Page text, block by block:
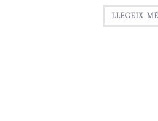
LLEGEIX